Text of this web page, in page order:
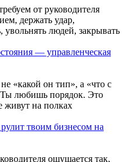
от руководителя
держать удар,
увольнять людей, закрывать
— управленческая
«какой он тип», а «что с
Ты любишь порядок. Это
живут на полках
твоим бизнесом на
ощущается так,